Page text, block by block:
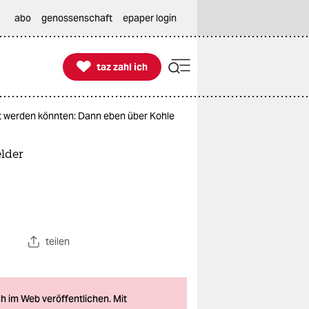
abo genossenschaft epaper login

taz zahl ich
taz zahl ich
könnten: Dann eben über Kohle
teilen